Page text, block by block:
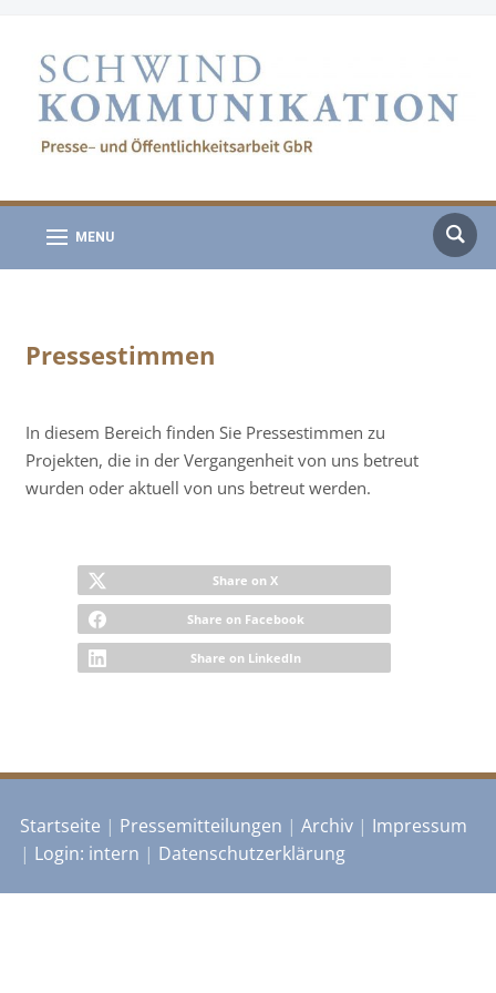
MENU
Pressestimmen
In diesem Bereich finden Sie Pressestimmen zu
Projekten, die in der Vergangenheit von uns betreut
wurden oder aktuell von uns betreut werden.
Share on X
Share on Facebook
Share on LinkedIn
Startseite | Pressemitteilungen | Archiv| Impressum
| Login: intern | Datenschutzerklärung